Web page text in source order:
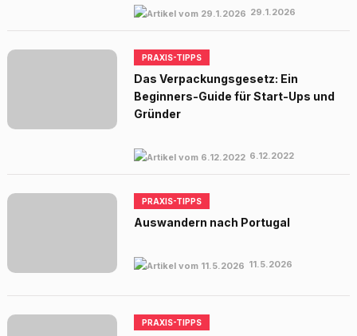
29.1.2026
PRAXIS-TIPPS
Das Verpackungsgesetz: Ein
Beginners-Guide für Start-Ups und
Gründer
6.12.2022
PRAXIS-TIPPS
Auswandern nach Portugal
11.5.2026
PRAXIS-TIPPS